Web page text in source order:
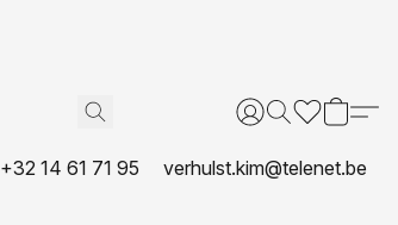
+32 14 61 71 95 verhulst.kim@telenet.be